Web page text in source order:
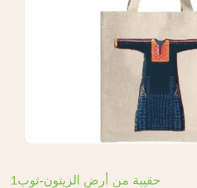
حقيبة من أرض الزيتون-ثوب1